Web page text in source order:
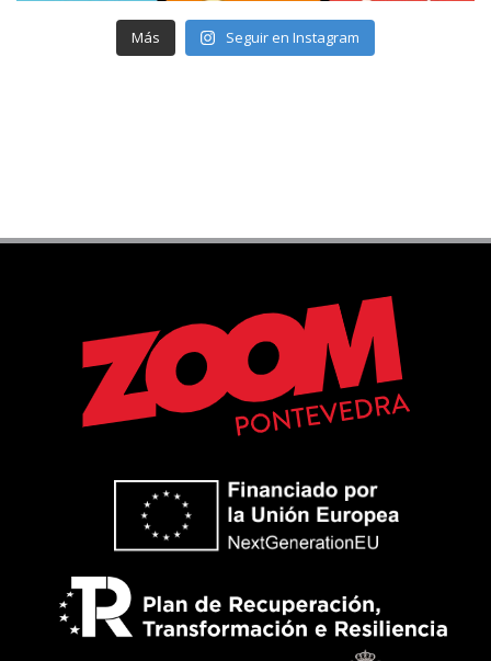
Más Seguir en Instagram